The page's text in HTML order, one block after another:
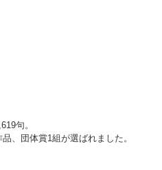
句。
、団体賞1組が選ばれました。